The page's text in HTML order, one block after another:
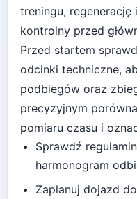
treningu, regenerację
kontrolny przed
Przed startem
odcinki techniczne,
podbiegów oraz
precyzyjnym
pomiaru czasu i
Sprawdź
harmonogram
Zaplanuj dojazd do